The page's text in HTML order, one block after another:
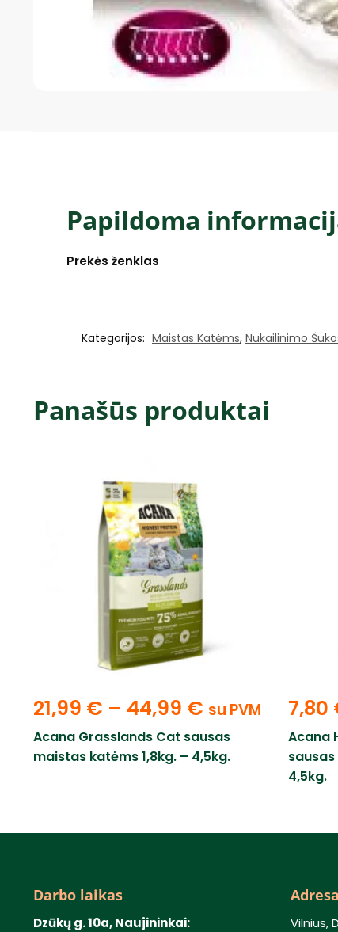
Papildoma
Prekės ženklas
Kategorijos: Maistas Katėms, Nukailinimo
Panašūs produktai
21,99 € – 44,99 € su PVM
Acana Grasslands Cat sausas
maistas katėms 1,8kg. – 4,5kg.
7,80
Acana
4,5kg.
Darbo laikas
Dzūkų g. 10a, Naujininkai: Vilnius,